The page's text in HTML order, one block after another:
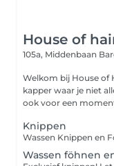
House of
105a, Middenbaan
Welkom bij House of Hair by
kapper waar je niet
ook voor een
Knippen
Wassen Knippen en
Wassen föhnen